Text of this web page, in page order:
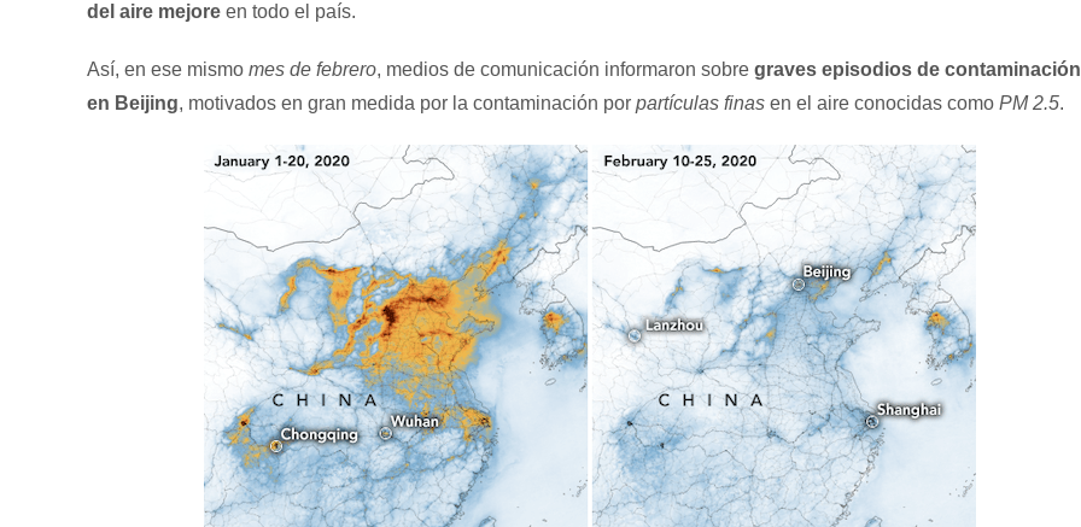
del aire mejore en todo el país.
Así, en ese mismo mes de febrero, medios de comunicación informaron sobre graves episodios de contaminación
en Beijing, motivados en gran medida por la contaminación por partículas finas en el aire conocidas como PM 2.5.